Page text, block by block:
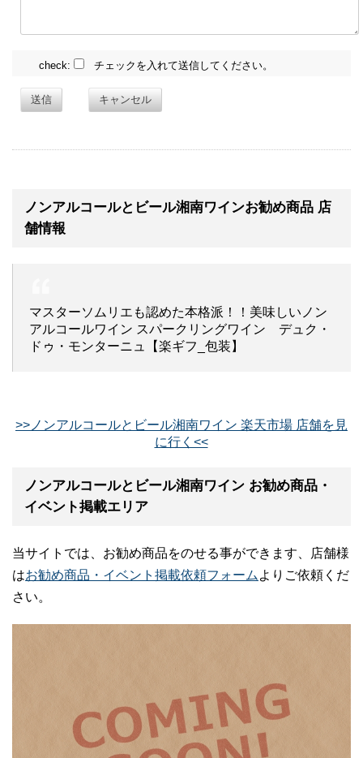
check: チェックを入れて送信してください。
送信 キャンセル
ノンアルコールとビール湘南ワインお勧め商品 店
舗情報
マスターソムリエも認めた本格派！！美味しいノン
アルコールワイン スパークリングワイン デュク・
ドゥ・モンターニュ【楽ギフ_包装】
>>ノンアルコールとビール湘南ワイン 楽天市場 店舗を見
に行く<<
ノンアルコールとビール湘南ワイン お勧め商品・
イベント掲載エリア
当サイトでは、お勧め商品をのせる事ができます、店舗様
はお勧め商品・イベント掲載依頼フォーム よりご依頼くだ
さい。